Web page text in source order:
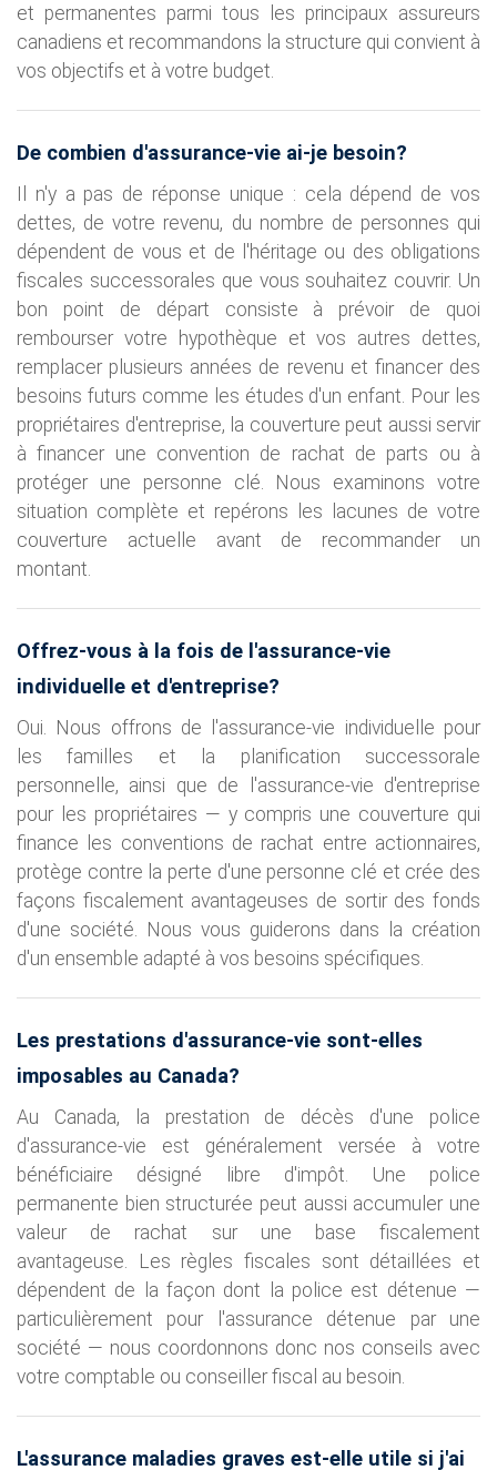
et permanentes parmi tous les principaux assureurs
canadiens et recommandons la structure qui convient à
vos objectifs et à votre budget.
De combien d'assurance-vie ai-je besoin?
Il n'y a pas de réponse unique : cela dépend de vos
dettes, de votre revenu, du nombre de personnes qui
dépendent de vous et de l'héritage ou des obligations
fiscales successorales que vous souhaitez couvrir. Un
bon point de départ consiste à prévoir de quoi
rembourser votre hypothèque et vos autres dettes,
remplacer plusieurs années de revenu et financer des
besoins futurs comme les études d'un enfant. Pour les
propriétaires d'entreprise, la couverture peut aussi servir
à financer une convention de rachat de parts ou à
protéger une personne clé. Nous examinons votre
situation complète et repérons les lacunes de votre
couverture actuelle avant de recommander un
montant.
Offrez-vous à la fois de l'assurance-vie
individuelle et d'entreprise?
Oui. Nous offrons de l'assurance-vie individuelle pour
les familles et la planification successorale
personnelle, ainsi que de l'assurance-vie d'entreprise
pour les propriétaires — y compris une couverture qui
finance les conventions de rachat entre actionnaires,
protège contre la perte d'une personne clé et crée des
façons fiscalement avantageuses de sortir des fonds
d'une société. Nous vous guiderons dans la création
d'un ensemble adapté à vos besoins spécifiques.
Les prestations d'assurance-vie sont-elles
imposables au Canada?
Au Canada, la prestation de décès d'une police
d'assurance-vie est généralement versée à votre
bénéficiaire désigné libre d'impôt. Une police
permanente bien structurée peut aussi accumuler une
valeur de rachat sur une base fiscalement
avantageuse. Les règles fiscales sont détaillées et
dépendent de la façon dont la police est détenue —
particulièrement pour l'assurance détenue par une
société — nous coordonnons donc nos conseils avec
votre comptable ou conseiller fiscal au besoin.
L'assurance maladies graves est-elle utile si j'ai